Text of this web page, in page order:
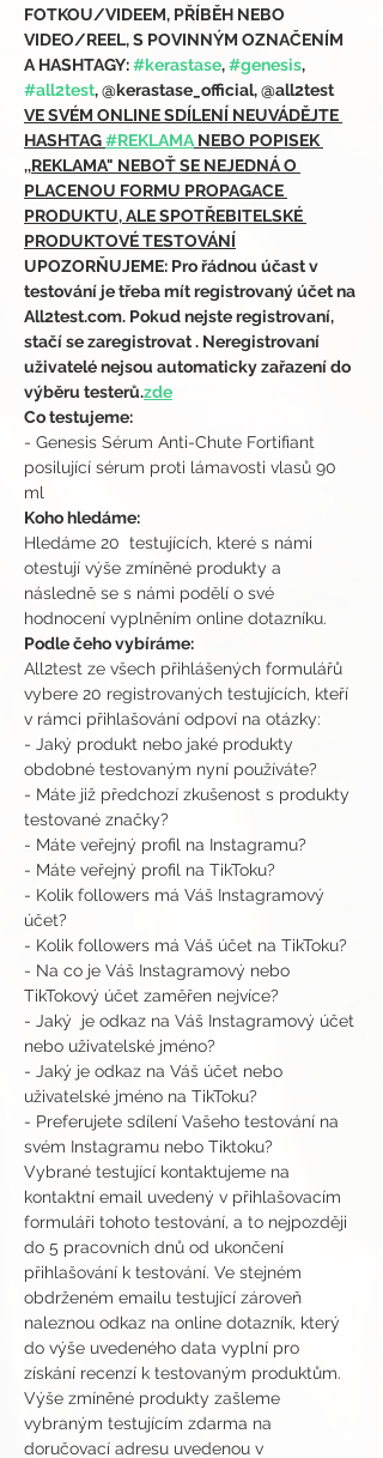
FOTKOU/VIDEEM, PŘÍBĚH NEBO
VIDEO/REEL, S POVINNÝM OZNAČENÍM
A HASHTAGY: #kerastase, #genesis,
#all2test, @kerastase_official, @all2test
VE SVÉM ONLINE SDÍLENÍ NEUVÁDĚJTE
HASHTAG #REKLAMA NEBO POPISEK
,,REKLAMA" NEBOŤ SE NEJEDNÁ O
PLACENOU FORMU PROPAGACE
PRODUKTU, ALE SPOTŘEBITELSKÉ
PRODUKTOVÉ TESTOVÁNÍ
UPOZORŇUJEME: Pro řádnou účast v
testování je třeba mít registrovaný účet na
All2test.com. Pokud nejste registrovaní,
stačí se zaregistrovat . Neregistrovaní
uživatelé nejsou automaticky zařazení do
výběru testerů.zde
Co testujeme:
- Genesis Sérum Anti-Chute Fortifiant
posilující sérum proti lámavosti vlasů 90
ml
Koho hledáme:
Hledáme 20  testujících, které s námi
otestují výše zmíněné produkty a
následně se s námi podělí o své
hodnocení vyplněním online dotazníku.
Podle čeho vybíráme:
All2test ze všech přihlášených formulářů
vybere 20 registrovaných testujících, kteří
v rámci přihlašování odpoví na otázky:
- Jaký produkt nebo jaké produkty
obdobné testovaným nyní používáte?
- Máte již předchozí zkušenost s produkty
testované značky?
- Máte veřejný profil na Instagramu?
- Máte veřejný profil na TikToku?
- Kolik followers má Váš Instagramový
účet?
- Kolik followers má Váš účet na TikToku?
- Na co je Váš Instagramový nebo
TikTokový účet zaměřen nejvíce?
- Jaký  je odkaz na Váš Instagramový účet
nebo uživatelské jméno?
- Jaký je odkaz na Váš účet nebo
uživatelské jméno na TikToku?
- Preferujete sdílení Vašeho testování na
svém Instagramu nebo Tiktoku?
Vybrané testující kontaktujeme na
kontaktní email uvedený v přihlašovacím
formuláři tohoto testování, a to nejpozději
do 5 pracovních dnů od ukončení
přihlašování k testování. Ve stejném
obdrženém emailu testující zároveň
naleznou odkaz na online dotazník, který
do výše uvedeného data vyplní pro
získání recenzí k testovaným produktům.
Výše zmíněné produkty zašleme
vybraným testujícím zdarma na
doručovací adresu uvedenou v